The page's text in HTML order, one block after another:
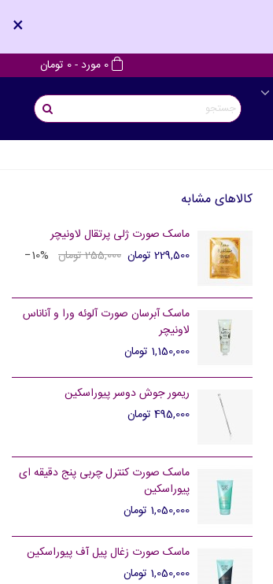
×
0 مورد-0 تومان
کالاهای مشابه
ماسک صورت ژلی پرتقال لاونیچر
229,500 تومان
255,000 تومان ‎−10%
ماسک آبرسان صورت آلوئه ورا و آناناس
لاونیچر
1,150,000 تومان
ریمور جوش دوسر پیوراسکین
495,000 تومان
ماسک صورت کنترل چربی پنج دقیقه ای
پیوراسکین
1,050,000 تومان
ماسک صورت زغال پیل آف پیوراسکین
1,050,000 تومان